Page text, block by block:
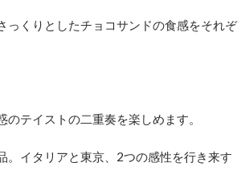
っくりとしたチョコサンドの食感をそれぞ
テイストの二重奏を楽しめます。
。イタリアと東京、2つの感性を行き来す